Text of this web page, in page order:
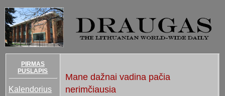
PIRMAS
PUSLAPIS
Kalendorius
Mane dažnai vadina pačia
nerimčiausia